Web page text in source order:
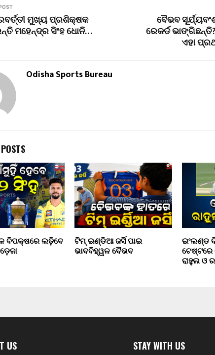
ମୁଖ୍ୟ ପ୍ରଶିକ୍ଷକ
ମହେନ୍ଦ୍ର ସିଂହ ଧୋନି…
ବୈଭବ
ରେକର୍ଡ
ଏହା
Odisha Sports Bureau
ବିପକ୍ଷରେ ଲଢ଼ିବେ ଟିମ୍ ଇଣ୍ଡିଆ ଜର୍ସି ପାଇ
ଭାବବିହ୍ୱଳ ବୈଭବ
ଇଂଲଣ୍ଡ
ରାହୁଲ ଓ
US STAY WITH US